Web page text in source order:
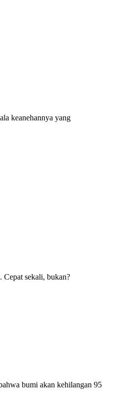
keanehannya yang
Cepat sekali, bukan?
bumi akan kehilangan 95